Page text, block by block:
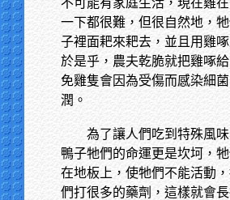
不可能有家庭生活，現在雞
一下都很難，但很自然地，
子裡面耙來耙去，並且用雞
於是乎，農夫乾脆就把雞啄
免雞隻會因為受傷而感染細
潤。
為了讓人們吃到特殊風
鴨子牠們的命運更是坎坷，
在地板上，使牠們不能活動
們打很多的藥劑，這樣就會